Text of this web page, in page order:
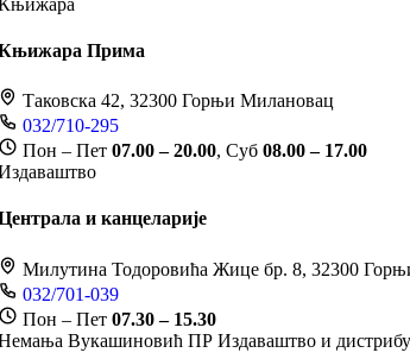
Прима
Таковска 42, 32300 Горњи Милановац
032/710-295
Пон – Пет 07.00 – 20.00, Суб 08.00 – 17.00
и канцеларије
Милутина Тодоровића Жице бр. 8, 32300
032/701-039
Пон – Пет 07.30 – 15.30
Вукашиновић ПР Издаваштво и